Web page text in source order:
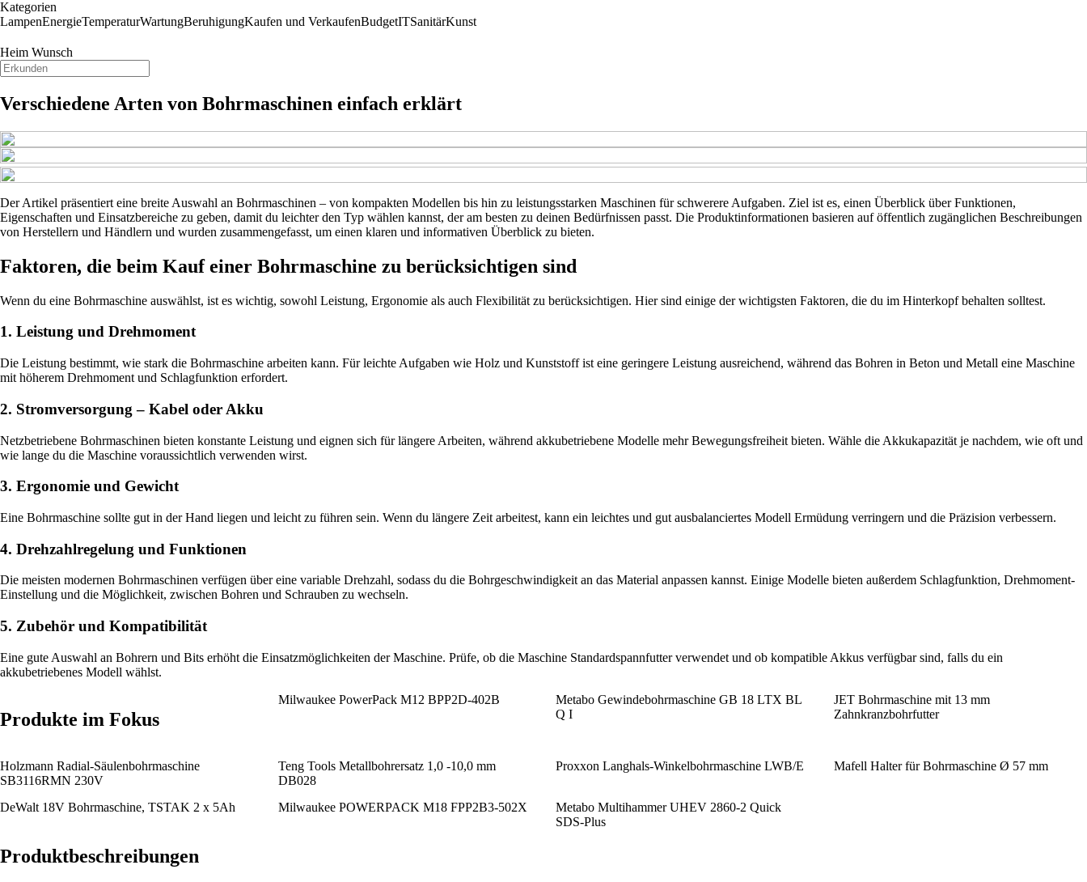
Kategorien
LampenEnergieTemperaturWartungBeruhigungKaufen und VerkaufenBudgetITSanitärKunst
Heim Wunsch
Verschiedene Arten von Bohrmaschinen einfach erklärt
Der Artikel präsentiert eine breite Auswahl an Bohrmaschinen – von kompakten Modellen bis hin zu leistungsstarken Maschinen für schwerere Aufgaben. Ziel ist es, einen Überblick über Funktionen,
Eigenschaften und Einsatzbereiche zu geben, damit du leichter den Typ wählen kannst, der am besten zu deinen Bedürfnissen passt. Die Produktinformationen basieren auf öffentlich zugänglichen Beschreibungen
von Herstellern und Händlern und wurden zusammengefasst, um einen klaren und informativen Überblick zu bieten.
Faktoren, die beim Kauf einer Bohrmaschine zu berücksichtigen sind
Wenn du eine Bohrmaschine auswählst, ist es wichtig, sowohl Leistung, Ergonomie als auch Flexibilität zu berücksichtigen. Hier sind einige der wichtigsten Faktoren, die du im Hinterkopf behalten solltest.
1. Leistung und Drehmoment
Die Leistung bestimmt, wie stark die Bohrmaschine arbeiten kann. Für leichte Aufgaben wie Holz und Kunststoff ist eine geringere Leistung ausreichend, während das Bohren in Beton und Metall eine Maschine
mit höherem Drehmoment und Schlagfunktion erfordert.
2. Stromversorgung – Kabel oder Akku
Netzbetriebene Bohrmaschinen bieten konstante Leistung und eignen sich für längere Arbeiten, während akkubetriebene Modelle mehr Bewegungsfreiheit bieten. Wähle die Akkukapazität je nachdem, wie oft und
wie lange du die Maschine voraussichtlich verwenden wirst.
3. Ergonomie und Gewicht
Eine Bohrmaschine sollte gut in der Hand liegen und leicht zu führen sein. Wenn du längere Zeit arbeitest, kann ein leichtes und gut ausbalanciertes Modell Ermüdung verringern und die Präzision verbessern.
4. Drehzahlregelung und Funktionen
Die meisten modernen Bohrmaschinen verfügen über eine variable Drehzahl, sodass du die Bohrgeschwindigkeit an das Material anpassen kannst. Einige Modelle bieten außerdem Schlagfunktion, Drehmoment-
Einstellung und die Möglichkeit, zwischen Bohren und Schrauben zu wechseln.
5. Zubehör und Kompatibilität
Eine gute Auswahl an Bohrern und Bits erhöht die Einsatzmöglichkeiten der Maschine. Prüfe, ob die Maschine Standardspannfutter verwendet und ob kompatible Akkus verfügbar sind, falls du ein
akkubetriebenes Modell wählst.
Produkte im Fokus
Milwaukee PowerPack M12 BPP2D-402B
Metabo Gewindebohrmaschine GB 18 LTX BL
Q I
JET Bohrmaschine mit 13 mm
Zahnkranzbohrfutter
Holzmann Radial-Säulenbohrmaschine
SB3116RMN 230V
Teng Tools Metallbohrersatz 1,0 -10,0 mm
DB028
Proxxon Langhals-Winkelbohrmaschine LWB/E Mafell Halter für Bohrmaschine Ø 57 mm
DeWalt 18V Bohrmaschine, TSTAK 2 x 5Ah Milwaukee POWERPACK M18 FPP2B3-502X
Metabo Multihammer UHEV 2860-2 Quick
SDS-Plus
Produktbeschreibungen